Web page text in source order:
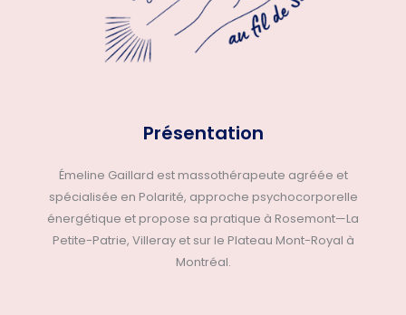
Présentation
Émeline Gaillard est massothérapeute agréée et
spécialisée en Polarité, approche psychocorporelle
énergétique et propose sa pratique à Rosemont—La
Petite-Patrie, Villeray et sur le Plateau Mont-Royal à
Montréal.